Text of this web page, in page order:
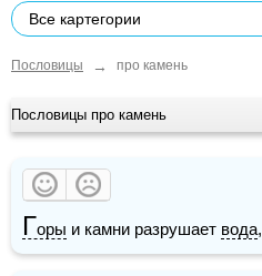
Все картегории
Пословицы → про камень
Пословицы про камень
Горы и камни разрушает вода